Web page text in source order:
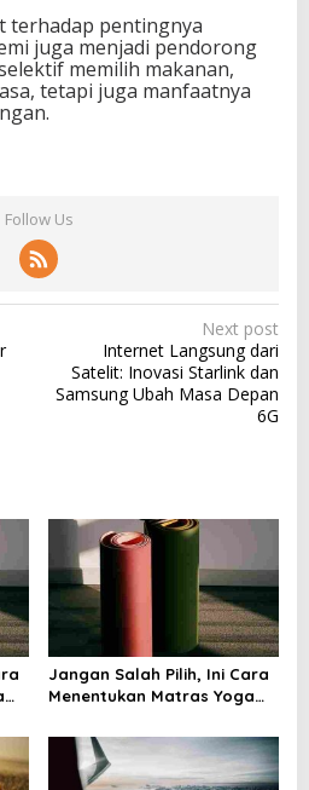
terhadap pentingnya
juga menjadi pendorong
memilih makanan,
tetapi juga manfaatnya
Follow Us
Next post
Internet Langsung dari
Satelit: Inovasi Starlink dan
Samsung Ubah Masa Depan
6G
Jangan Salah Pilih, Ini Cara
Menentukan Matras Yoga